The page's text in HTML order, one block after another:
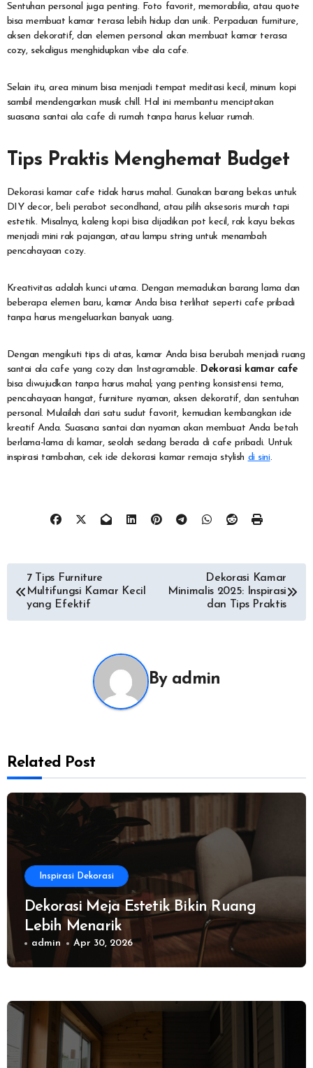
Sentuhan personal juga penting. Foto favorit, memorabilia, atau quote
bisa membuat kamar terasa lebih hidup dan unik. Perpaduan furniture,
aksen dekoratif, dan elemen personal akan membuat kamar terasa
cozy, sekaligus menghidupkan vibe ala cafe.
Selain itu, area minum bisa menjadi tempat meditasi kecil, minum kopi
sambil mendengarkan musik chill. Hal ini membantu menciptakan
suasana santai ala cafe di rumah tanpa harus keluar rumah.
Tips Praktis Menghemat Budget
Dekorasi kamar cafe tidak harus mahal. Gunakan barang bekas untuk
DIY decor, beli perabot secondhand, atau pilih aksesoris murah tapi
estetik. Misalnya, kaleng kopi bisa dijadikan pot kecil, rak kayu bekas
menjadi mini rak pajangan, atau lampu string untuk menambah
pencahayaan cozy.
Kreativitas adalah kunci utama. Dengan memadukan barang lama dan
beberapa elemen baru, kamar Anda bisa terlihat seperti cafe pribadi
tanpa harus mengeluarkan banyak uang.
Dengan mengikuti tips di atas, kamar Anda bisa berubah menjadi ruang
santai ala cafe yang cozy dan Instagramable. Dekorasi kamar cafe
bisa diwujudkan tanpa harus mahal; yang penting konsistensi tema,
pencahayaan hangat, furniture nyaman, aksen dekoratif, dan sentuhan
personal. Mulailah dari satu sudut favorit, kemudian kembangkan ide
kreatif Anda. Suasana santai dan nyaman akan membuat Anda betah
berlama-lama di kamar, seolah sedang berada di cafe pribadi. Untuk
inspirasi tambahan, cek ide dekorasi kamar remaja stylish di sini.
Post
navigation
7 Tips Furniture
Multifungsi Kamar Kecil
yang Efektif
Dekorasi Kamar
Minimalis 2025: Inspirasi
dan Tips Praktis
By admin
Related Post
Inspirasi Dekorasi
Dekorasi Meja Estetik Bikin Ruang
Lebih Menarik
admin Apr 30, 2026